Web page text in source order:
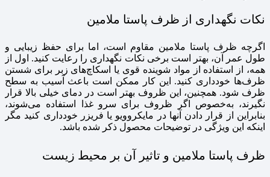
نکات نگهداری از ظرف پاستا ملامین
اگرچه ظرف پاستا ملامین مقاوم است، اما برای حفظ زیبایی و
طول عمر آن، بهتر است برخی نکات نگهداری را رعایت کنید. اول از
همه، از استفاده از مواد شوینده قوی یا اسکاچ‌های زبر برای شستن
ظرف‌ها خودداری کنید. این کار ممکن است باعث آسیب به سطح
ظرف شود. همچنین، این ظروف بهتر است در دمای خیلی بالا قرار
نگیرند، به‌خصوص اگر ظروف برای سرو غذا استفاده می‌شوند،
بنابراین از قرار دادن آنها در مایکروویو یا فریزر خودداری کنید مگر
اینکه این ویژگی در توضیحات محصول ذکر شده باشد.
ظرف پاستا ملامین و تاثیر آن بر محیط زیست